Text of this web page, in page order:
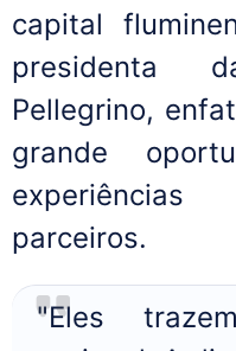
capital
presidenta
Pellegrino,
grande
parceiros.
"Eles